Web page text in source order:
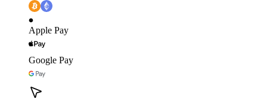
Apple Pay
Google Pay